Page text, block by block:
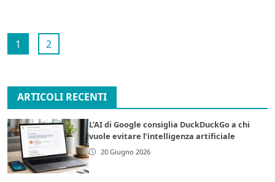
1 2
ARTICOLI RECENTI
L’AI di Google consiglia DuckDuckGo a chi
vuole evitare l’intelligenza artificiale
20 Giugno 2026